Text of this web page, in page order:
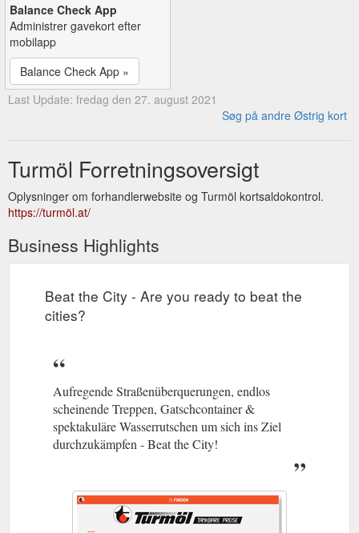
Balance Check App
Administrer gavekort efter
mobilapp
Balance Check App »
Last Update: fredag den 27. august 2021
Søg på andre Østrig kort
Turmöl Forretningsoversigt
Oplysninger om forhandlerwebsite og Turmöl kortsaldokontrol.
https://turmöl.at/
Business Highlights
Beat the City - Are you ready to beat the
cities?
Aufregende Straßenüberquerungen, endlos
scheinende Treppen, Gatschcontainer &
spektakuläre Wasserrutschen um sich ins Ziel
durchzukämpfen - Beat the City!